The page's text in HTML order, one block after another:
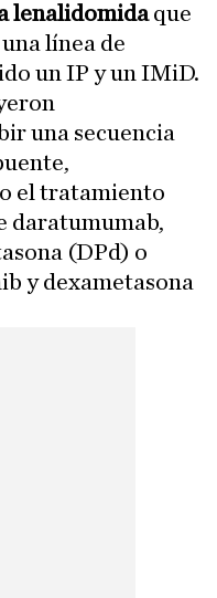
lenalidomidaque
línea de
un IP y un IMiD.
una secuencia
el tratamiento
daratumumab,
(DPd) o
y dexametasona